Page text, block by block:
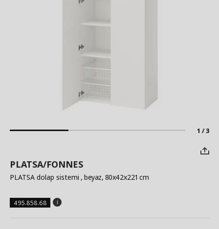
1 / 3
PLATSA/FONNES
PLATSA dolap sistemi , beyaz, 80x42x221 cm
495.858.68